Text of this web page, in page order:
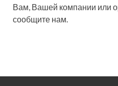
Вам, Вашей компании или
сообщите нам.